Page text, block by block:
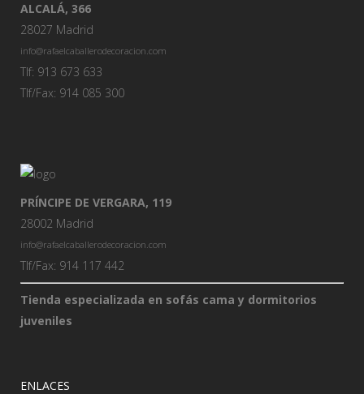
ALCALÁ, 366
28027 Madrid
info@rafaelcaballerodecoracion.com
Tlf: 913 673 633
Tlf/Fax: 914 085 300
PRÍNCIPE DE VERGARA, 119
28002 Madrid
info@rafaelcaballerodecoracion.com
Tlf/Fax: 914 117 442
Tienda especializada en sofás cama y dormitorios
juveniles
ENLACES